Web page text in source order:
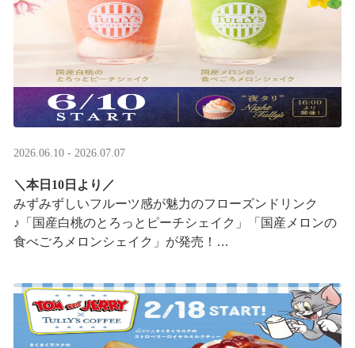
2026.06.10 - 2026.07.07
＼本日10日より／
みずみずしいフルーツ感が魅力のフローズンドリンク
♪「国産白桃のとろっとピーチシェイク」「国産メロンの
食べごろメロンシェイク」が発売！
ホイップクリームが無料で2倍 ···